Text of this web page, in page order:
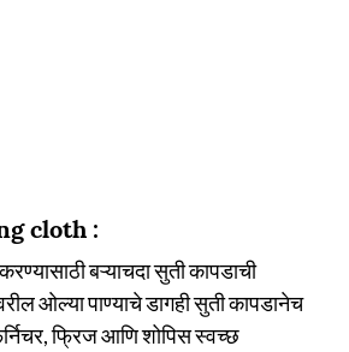
cloth :
बऱ्याचदा सुती कापडाची
ओल्या पाण्याचे डागही सुती कापडानेच
फ्रिज आणि शोपिस स्वच्छ